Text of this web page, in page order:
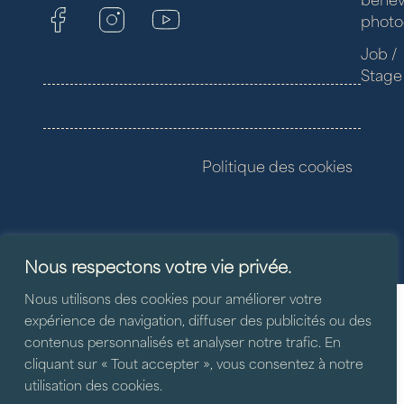
Nous respectons votre vie privée.
Nous utilisons des cookies pour améliorer votre
expérience de navigation, diffuser des publicités ou des
contenus personnalisés et analyser notre trafic. En
cliquant sur « Tout accepter », vous consentez à notre
utilisation des cookies.
Job /
Stage
Politique des cookies